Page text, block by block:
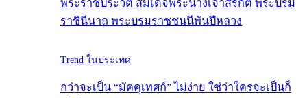
พระราชประวัติ สมเด็จพระนางเจ้าสิริกิติ์ พระบรม
ราชินีนาถ พระบรมราชชนนีพันปีหลวง
Trend ในประเทศ
กว่าจะเป็น “มัคคุเทศก์” ไม่ง่าย ใช่ว่าใครจะเป็นก็